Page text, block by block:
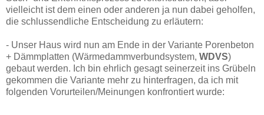
vielleicht ist dem einen oder anderen ja nun dabei geholfen,
die schlussendliche Entscheidung zu erläutern:
- Unser Haus wird nun am Ende in der Variante Porenbeton
+ Dämmplatten (Wärmedammverbundsystem, WDVS)
gebaut werden. Ich bin ehrlich gesagt seinerzeit ins Grübeln
gekommen die Variante mehr zu hinterfragen, da ich mit
folgenden Vorurteilen/Meinungen konfrontiert wurde: